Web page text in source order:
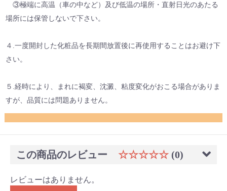
③極端に高温（車の中など）及び低温の場所・直射日光のあたる
場所には保管しないで下さい。
４.一度開封した化粧品を長期間放置後に再使用することはお避け下
さい。
５.経時により、まれに褐変、沈澱、粘度変化がおこる場合がありま
すが、品質には問題ありません。
この商品のレビュー ☆☆☆☆☆ (0)
レビューはありません。